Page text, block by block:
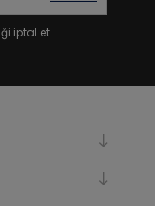
iptal et